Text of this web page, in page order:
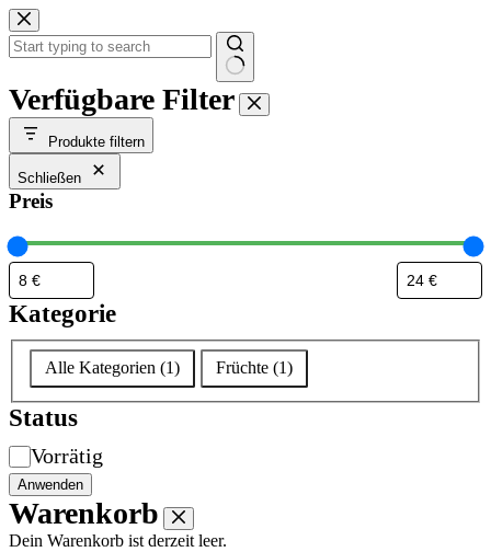
Zum
Inhalt
springen
Keine
Ergebnisse
Verfügbare Filter
Produkte filtern
Schließen
Preis
Kategorie
Kategorie
Alle Kategorien (1) Früchte (1)
Status
Verfügbarkeit
Vorrätig
Anwenden
Warenkorb
Dein Warenkorb ist derzeit leer.